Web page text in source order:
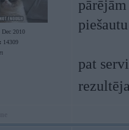
Dec 2010
14309
pat